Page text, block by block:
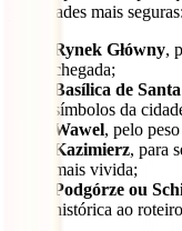
prioridades mais seguras:
Rynek Główny,
chegada;
Basílica de
símbolos da
Wawel, pelo
Kazimierz, para
mais vivida;
Podgórze ou
histórica ao